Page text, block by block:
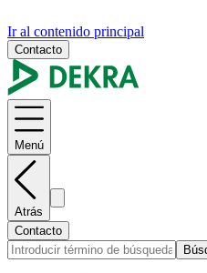
Ir al contenido principal
Contacto
Menú
Atrás
Contacto